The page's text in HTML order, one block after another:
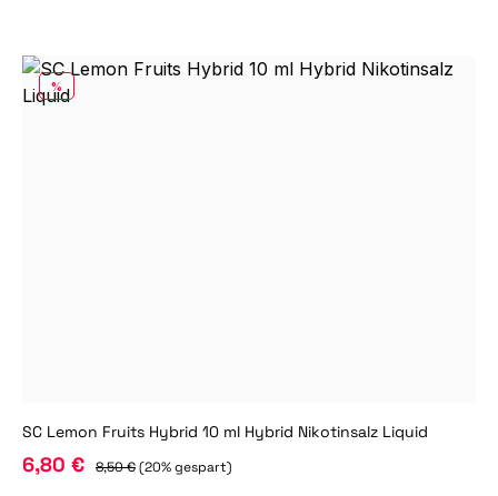
RABATT
%
SC Lemon Fruits Hybrid 10 ml Hybrid Nikotinsalz Liquid
6,80 € 8,50 €(20% gespart)